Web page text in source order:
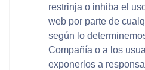
restrinja o inhiba el
web por parte de
según lo
Compañía o a los
exponerlos a